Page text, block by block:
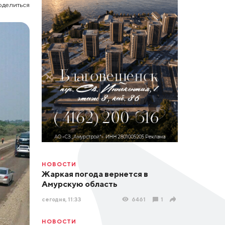
НОВОСТИ
Жаркая погода вернется в
Амурскую область
сегодня, 11:33 6461 1
НОВОСТИ